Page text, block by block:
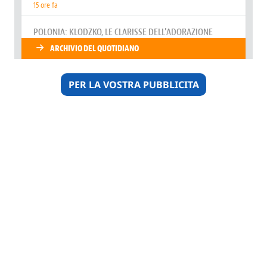
PER LA VOSTRA PUBBLICITA